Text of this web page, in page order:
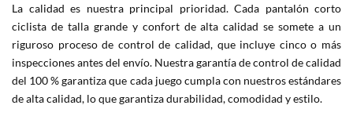
La calidad es nuestra principal prioridad. Cada pantalón corto
ciclista de talla grande y confort de alta calidad se somete a un
riguroso proceso de control de calidad, que incluye cinco o más
inspecciones antes del envío. Nuestra garantía de control de calidad
del 100 % garantiza que cada juego cumpla con nuestros estándares
de alta calidad, lo que garantiza durabilidad, comodidad y estilo.